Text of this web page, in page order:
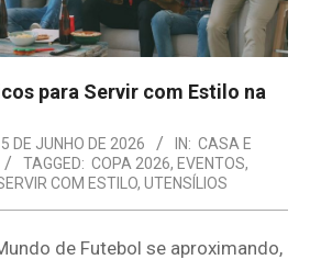
para Servir com Estilo na
5 DE JUNHO DE 2026 IN: CASA E
TAGGED: COPA 2026, EVENTOS,
COM ESTILO, UTENSÍLIOS
de Futebol se aproximando,